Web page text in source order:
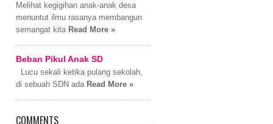
Melihat kegigihan anak-anak desa
menuntut ilmu rasanya membangun
semangat kita Read More »
Beban Pikul Anak SD
Lucu sekali ketika pulang sekolah,
di sebuah SDN ada Read More »
COMMENTS